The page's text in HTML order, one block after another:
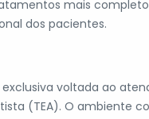
mais
dos pacientes.
voltada ao
(TEA). O ambiente